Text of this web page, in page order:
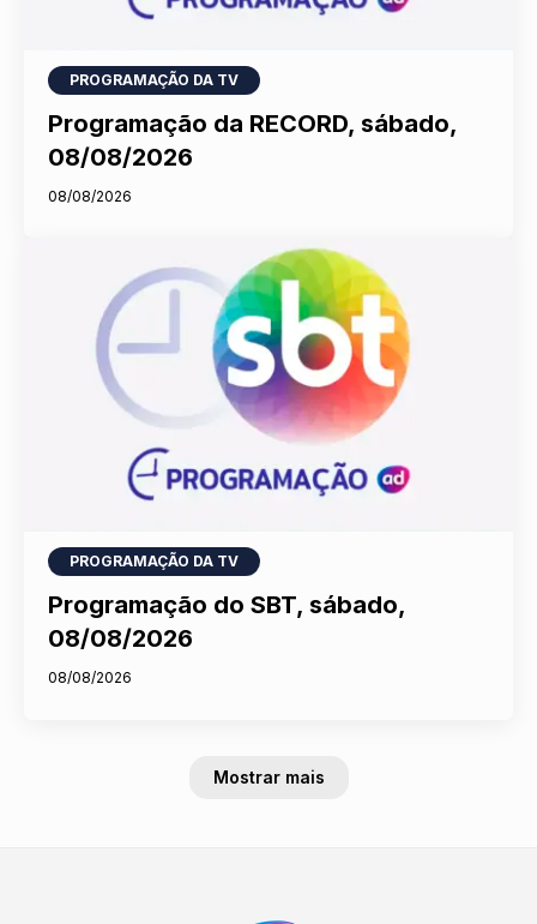
PROGRAMAÇÃO DA TV
Programação da RECORD, sábado,
08/08/2026
08/08/2026
PROGRAMAÇÃO DA TV
Programação do SBT, sábado,
08/08/2026
08/08/2026
Mostrar mais